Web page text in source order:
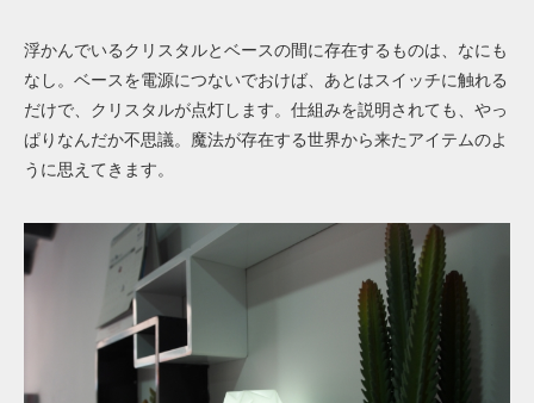
浮かんでいるクリスタルとベースの間に存在するものは、なにも
なし。ベースを電源につないでおけば、あとはスイッチに触れる
だけで、クリスタルが点灯します。仕組みを説明されても、やっ
ぱりなんだか不思議。魔法が存在する世界から来たアイテムのよ
うに思えてきます。